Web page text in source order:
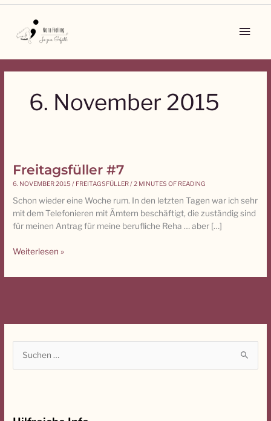
Zum
springen
Main
6. November 2015
Freitagsfüller #7
6. NOVEMBER 2015 / FREITAGSFÜLLER/2 MINUTES OF READING
Schon wieder eine Woche rum. In den letzten Tagen war ich sehr
mit dem Telefonieren mit Ämtern beschäftigt, die zuständig sind
für meinen Antrag für meine berufliche Reha … aber […]
Freitagsfüller
#7
Weiterlesen »